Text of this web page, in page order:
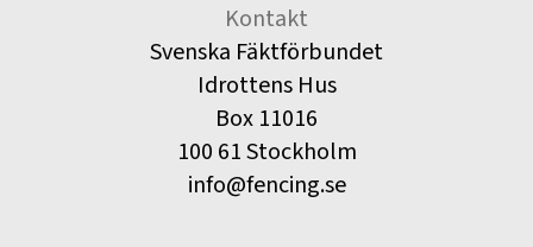
Kontakt
Svenska Fäktförbundet
Idrottens Hus
Box 11016
100 61 Stockholm
info@fencing.se